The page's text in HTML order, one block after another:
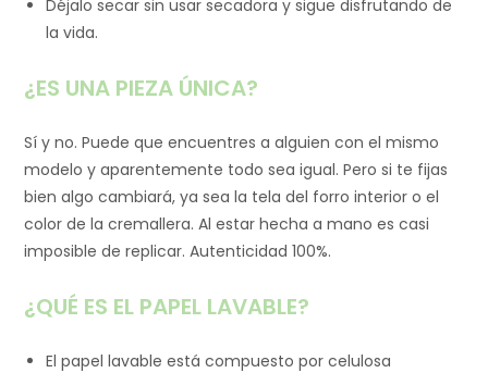
Déjalo secar sin usar secadora y sigue disfrutando de
la vida.
¿ES UNA PIEZA ÚNICA?
Sí y no. Puede que encuentres a alguien con el mismo
modelo y aparentemente todo sea igual. Pero si te fijas
bien algo cambiará, ya sea la tela del forro interior o el
color de la cremallera. Al estar hecha a mano es casi
imposible de replicar. Autenticidad 100%.
¿QUÉ ES EL PAPEL LAVABLE?
El papel lavable está compuesto por celulosa